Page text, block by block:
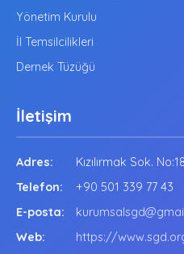
Yönetim Kurulu
İl Temsilcilikleri
Dernek Tüzüğü
İletişim
Adres:
Kızılırmak Sok.
Telefon:
+90 501 339 77 43
E-posta:
Web:
https://